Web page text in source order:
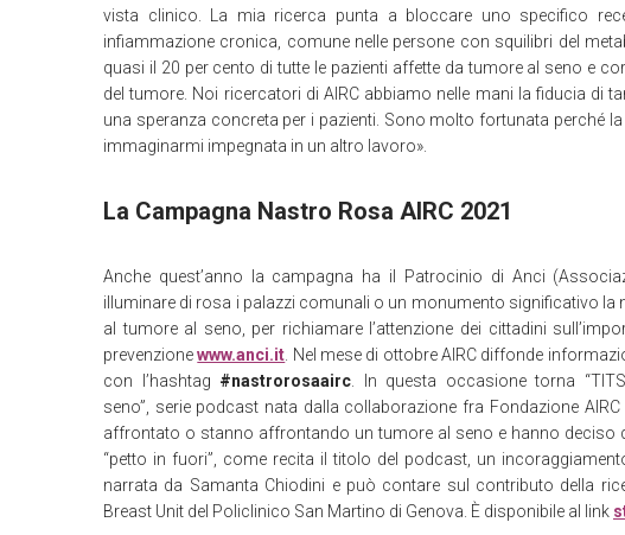
vista clinico. La mia ricerca punta a bloccare uno specifico
infiammazione cronica, comune nelle persone con squilibri del
quasi il 20 per cento di tutte le pazienti affette da tumore al seno e
del tumore. Noi ricercatori di AIRC abbiamo nelle mani la fiducia di
una speranza concreta per i pazienti. Sono molto fortunata perché
immaginarmi impegnata in un altro lavoro».
La Campagna Nastro Rosa AIRC 2021
Anche quest’anno la campagna ha il Patrocinio di Anci
illuminare di rosa i palazzi comunali o un monumento significativo la
al tumore al seno, per richiamare l’attenzione dei cittadini
prevenzionewww.anci.it . Nel mese di ottobre AIRC diffonde
con l’hashtag #nastrorosaairc . In questa occasione torna
seno”, serie podcast nata dalla collaborazione fra Fondazione
affrontato o stanno affrontando un tumore al seno e hanno deciso
“petto in fuori”, come recita il titolo del podcast, un
narrata da Samanta Chiodini e può contare sul contributo della
Breast Unit del Policlinico San Martino di Genova. È disponibile al link